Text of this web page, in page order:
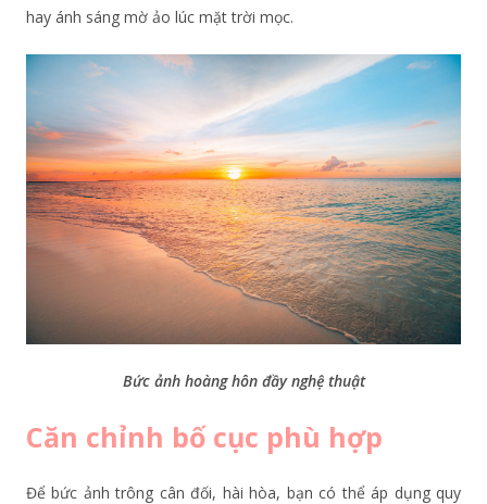
hay ánh sáng mờ ảo lúc mặt trời mọc.
Bức ảnh hoàng hôn đầy nghệ thuật
Căn chỉnh bố cục phù hợp
Để bức ảnh trông cân đối, hài hòa, bạn có thể áp dụng quy